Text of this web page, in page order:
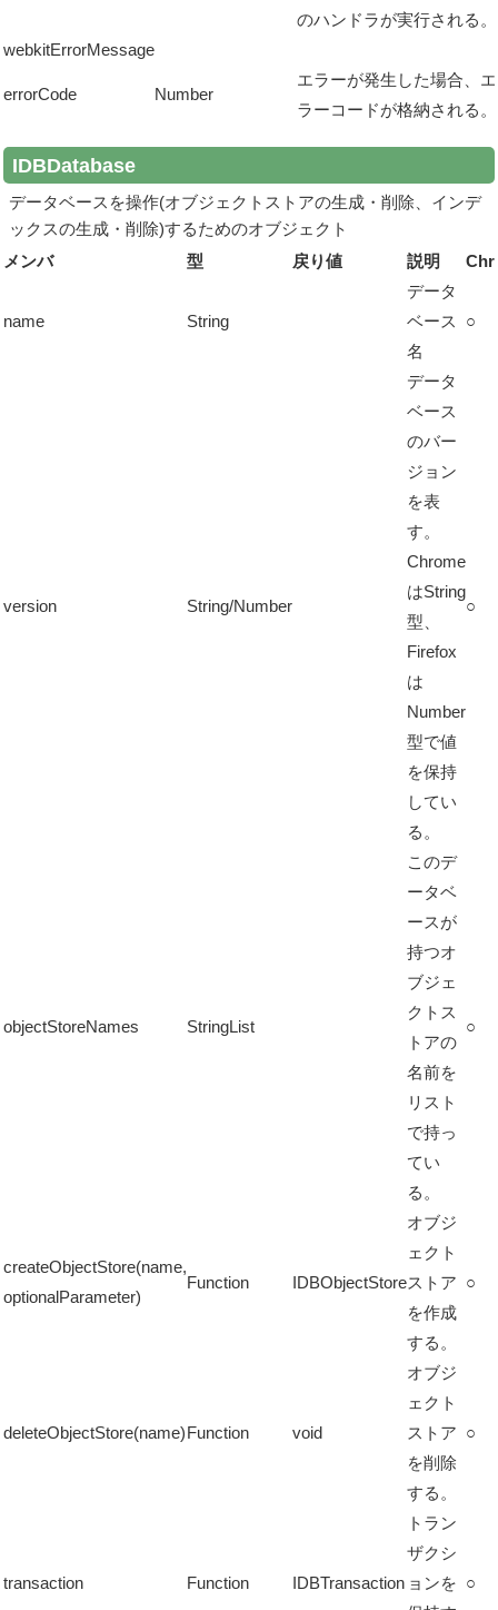
のハンドラが実行される。
webkitErrorMessage
errorCode Number
エラーが発生した場合、エ
ラーコードが格納される。
IDBDatabase
データベースを操作(オブジェクトストアの生成・削除、インデ
ックスの生成・削除)するためのオブジェクト
メンバ
型 戻り値 説明
name String
データ
ベース
名
○
version String/Number
データ
ベース
のバー
ジョン
を表
す。
Chrome
はString
型、
Firefox
は
Number
型で値
を保持
してい
る。
○
objectStoreNames StringList
このデ
ータベ
ースが
持つオ
ブジェ
クトス
トアの
名前を
リスト
で持っ
てい
る。
○
createObjectStore(name,
optionalParameter)
Function IDBObjectStore
オブジ
ェクト
ストア
を作成
する。
○
deleteObjectStore(name)Function void
オブジ
ェクト
ストア
を削除
する。
○
transaction Function IDBTransaction
トラン
ザクシ
ョンを ○